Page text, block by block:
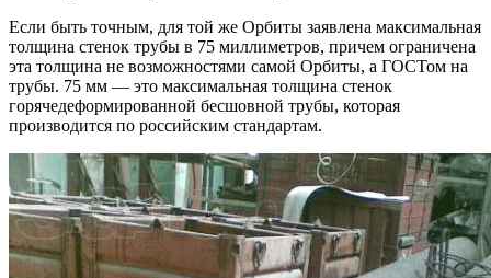
Если быть точным, для той же Орбиты заявлена максимальная
толщина стенок трубы в 75 миллиметров, причем ограничена
эта толщина не возможностями самой Орбиты, а ГОСТом на
трубы. 75 мм — это максимальная толщина стенок
горячедеформированной бесшовной трубы, которая
производится по российским стандартам.